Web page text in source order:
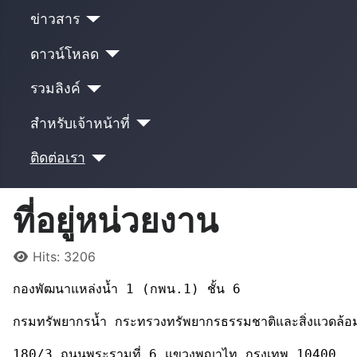
ข่าวสาร
ดาวน์โหลด
รวมลิงค์
สำหรับเจ้าหน้าที่
ติดต่อเรา
ที่อยู่หน่วยงาน
DetailsHits: 3206
กองพัฒนาแหล่งน้ำ 1 (กพน.1) ชั้น 6
กรมทรัพยากรน้ำ กระทรวงทรัพยากรธรรมชาติและสิ่งแวดล้อ